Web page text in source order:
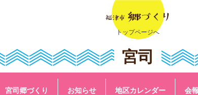
トップページへ
宮司
宮司郷づくり お知らせ 地区カレンダー 会報